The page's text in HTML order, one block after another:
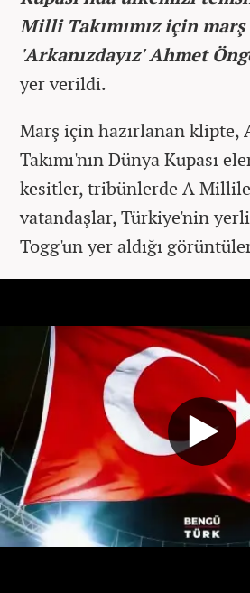
Milli Takımımız için marş
'Arkanızdayız' Ahmet
yer verildi.
Marş için hazırlanan klipte,
Takımı'nın Dünya Kupası
kesitler, tribünlerde A
vatandaşlar, Türkiye'nin
Togg'un yer aldığı